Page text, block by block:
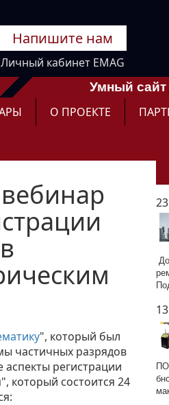
Напишите нам
Личный кабинет EMAG
Умный сайт
О ПРОЕКТЕ
", который был
частичных разрядов
регистрации
который состоится 24